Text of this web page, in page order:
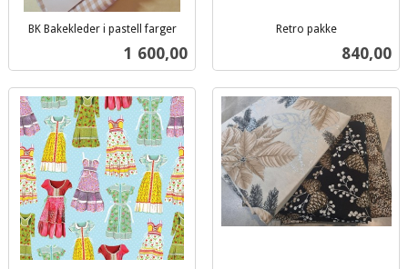
BK Bakekleder i pastell farger
Pris
1 600,00
Retro pakke
Pris
840,00